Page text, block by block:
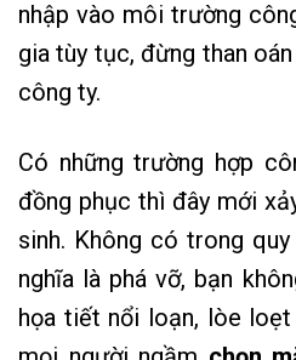
nhập vào môi trường
gia tùy tục, đừng than
công ty.
Có những trường hợp
đồng phục thì đây mới
sinh. Không có trong
nghĩa là phá vỡ, bạn
họa tiết nổi loạn, lòe